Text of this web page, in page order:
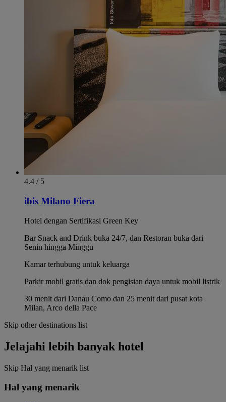
4.4 / 5
ibis Milano Fiera
Hotel dengan Sertifikasi Green Key
Bar Snack and Drink buka 24/7, dan Restoran buka dari
Senin hingga Minggu
Kamar terhubung untuk keluarga
Parkir mobil gratis dan dok pengisian daya untuk mobil listrik
30 menit dari Danau Como dan 25 menit dari pusat kota
Milan, Arco della Pace
Skip other destinations list
Jelajahi lebih banyak hotel
Skip Hal yang menarik list
Hal yang menarik